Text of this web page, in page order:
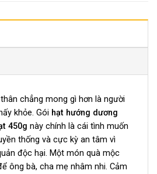
chẳng mong gì hơn là người
khỏe. Gói hạt hướng dương
450g này chính là cái tình muốn
thống và cực kỳ an tâm vì
độc hại. Một món quà mộc
ông bà, cha mẹ nhâm nhi. Cảm